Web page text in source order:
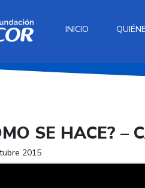
INICIO
SE HACE? –
2015